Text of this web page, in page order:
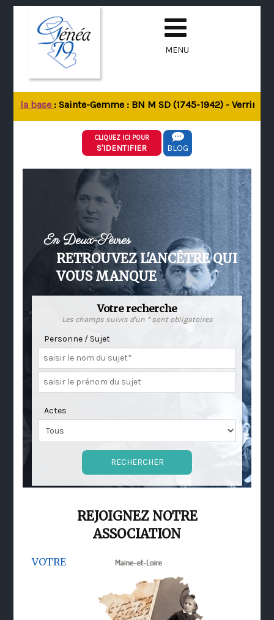
MENU
la base: Sainte-Gemme : BN M SD (1745-1942) - Verrines-
CLIQUEZ ICI POUR
S'IDENTIFIER BLOG
En Deux-Sèvres
RETROUVEZ L'ANCÊTRE QUI
VOUS MANQUE
Votre recherche
Les champs suivis d'un * sont obligatoires
Personne / Sujet
Actes
REJOIGNEZ NOTRE
ASSOCIATION
VOTRE